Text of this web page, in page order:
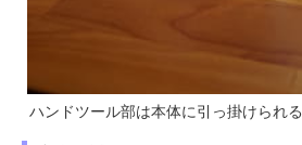
ハンドツール部は本体に引っ掛けられる